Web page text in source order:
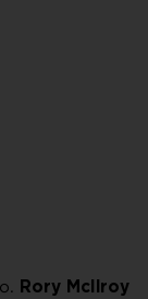
Rory McIlroy